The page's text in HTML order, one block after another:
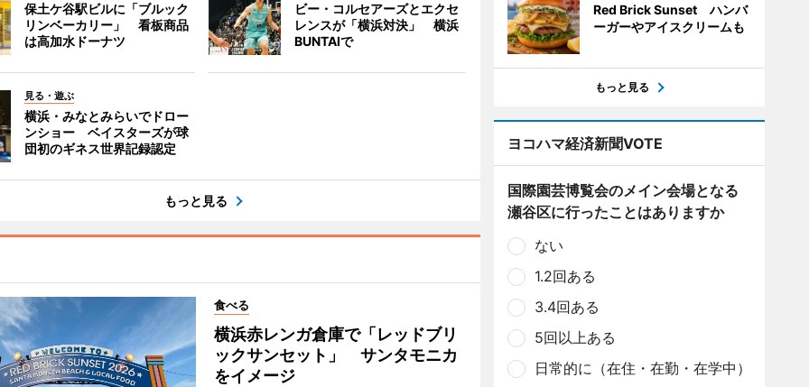
保土ケ谷駅ビルに「ブルック
リンベーカリー」 看板商品
は高加水ドーナツ
ビー・コルセアーズとエクセ
レンスが「横浜対決」 横浜
BUNTAIで
見る・遊ぶ
横浜・みなとみらいでドロー
ンショー ベイスターズが球
団初のギネス世界記録認定
もっと見る
食べる
横浜赤レンガ倉庫で「レッドブリ
ックサンセット」 サンタモニカ
をイメージ
Red Brick Sunset ハンバ
ーガーやアイスクリームも
もっと見る
ヨコハマ経済新聞VOTE
国際園芸博覧会のメイン会場となる
瀬谷区に行ったことはありますか
ない
1.2回ある
3.4回ある
5回以上ある
日常的に（在住・在勤・在学中）